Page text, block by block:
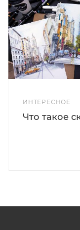
ИНТЕРЕСНОЕ
Что такое